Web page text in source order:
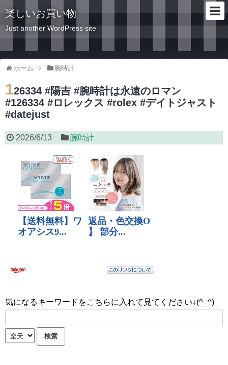
楽しいお買い物
Just another WordPress site
ホーム 腕時計
126334 #陽吉 #腕時計は永遠のロマン
#126334 #ロレックス #rolex #デイトジャスト
#datejust
2026/6/13 腕時計
気になるキーワードをこちらに入れて見てください↓(^_^)